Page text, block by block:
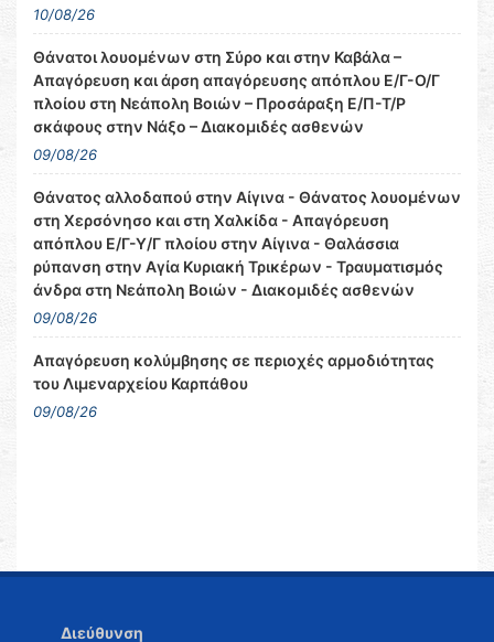
10/08/26
Θάνατοι λουομένων στη Σύρο και στην Καβάλα –
Απαγόρευση και άρση απαγόρευσης απόπλου Ε/Γ-Ο/Γ
πλοίου στη Νεάπολη Βοιών – Προσάραξη Ε/Π-Τ/Ρ
σκάφους στην Νάξο – Διακομιδές ασθενών
09/08/26
Θάνατος αλλοδαπού στην Αίγινα - Θάνατος λουομένων
στη Χερσόνησο και στη Χαλκίδα - Απαγόρευση
απόπλου Ε/Γ-Υ/Γ πλοίου στην Αίγινα - Θαλάσσια
ρύπανση στην Αγία Κυριακή Τρικέρων - Τραυματισμός
άνδρα στη Νεάπολη Βοιών - Διακομιδές ασθενών
09/08/26
Απαγόρευση κολύμβησης σε περιοχές αρμοδιότητας
του Λιμεναρχείου Καρπάθου
09/08/26
Διεύθυνση